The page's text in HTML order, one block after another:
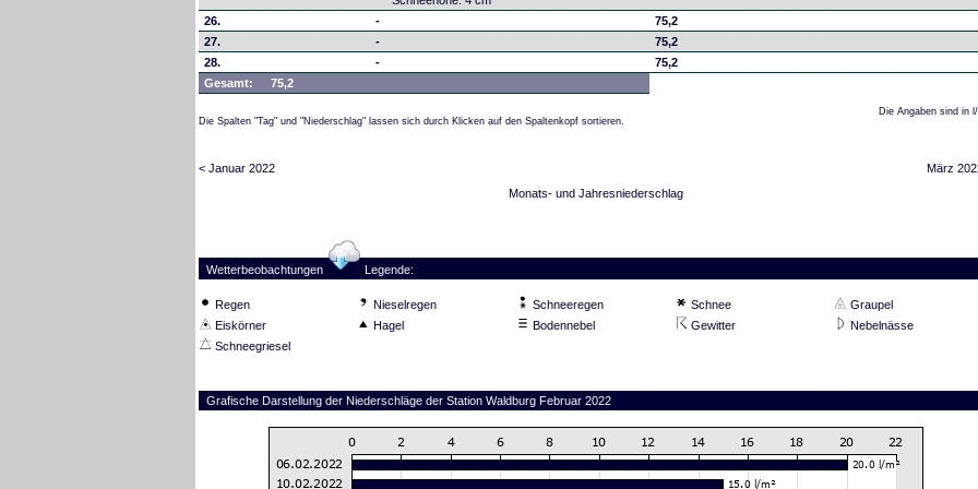
26. -
75,2
27.
-
75,2
28.
-
75,2
Gesamt:
75,2
Die Spalten "Tag" und "Niederschlag" lassen sich durch Klicken auf den Spaltenkopf sortieren.
Die Angaben sind in l/
< Januar 2022
März
Monats- und Jahresniederschlag
Wetterbeobachtungen Legende:
Regen Nieselregen Schneeregen Schnee
Graupel
Eiskörner
Hagel Bodennebel Gewitter
Nebelnässe
Schneegriesel
Grafische Darstellung der Niederschläge der Station Waldburg Februar 2022